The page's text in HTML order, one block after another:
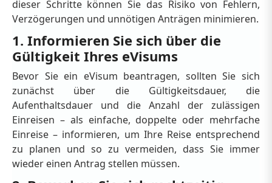
dieser Schritte können Sie das Risiko von Fehlern,
Verzögerungen und unnötigen Anträgen minimieren.
1. Informieren Sie sich über die
Gültigkeit Ihres eVisums
Bevor Sie ein eVisum beantragen, sollten Sie sich
zunächst über die Gültigkeitsdauer, die
Aufenthaltsdauer und die Anzahl der zulässigen
Einreisen – als einfache, doppelte oder mehrfache
Einreise – informieren, um Ihre Reise entsprechend
zu planen und so zu vermeiden, dass Sie immer
wieder einen Antrag stellen müssen.